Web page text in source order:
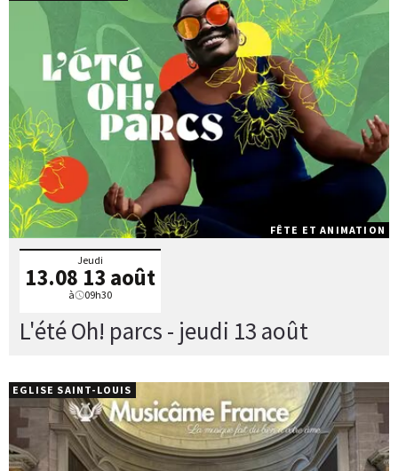
L'été Oh! parcs - jeudi 13 août
Jeudi
13.08 13 août
à 09h30
FÊTE ET ANIMATION
EGLISE SAINT-LOUIS